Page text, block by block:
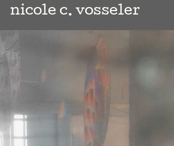
nicole c. vosseler